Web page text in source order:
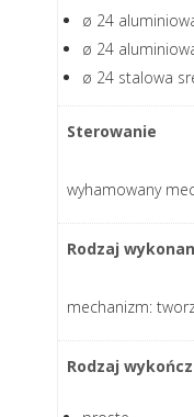
ø 24
ø 24
ø 24 stalowa
Sterowanie
wyhamowany
Rodzaj
mechanizm:
Rodzaj